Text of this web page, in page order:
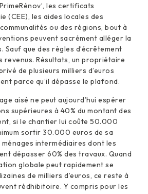
les certificats
(CEE), les aides locales des
ou des régions, bout à
peuvent sacrément alléger la
Sauf que des règles d’écrêtement
revenus. Résultats, un propriétaire
de plusieurs milliers d’euros
parce qu’il dépasse le plafond.
aisé ne peut aujourd’hui espérer
supérieures à 40% du montant des
si le chantier lui coûte 50.000
sortir 30.000 euros de sa
intermédiaires dont les
dépasser 60% des travaux. Quand
globale peut rapidement se
de milliers d’euros, ce reste à
rédhibitoire. Y compris pour les